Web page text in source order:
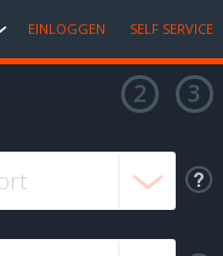
EINLOGGEN SELF SERVICE